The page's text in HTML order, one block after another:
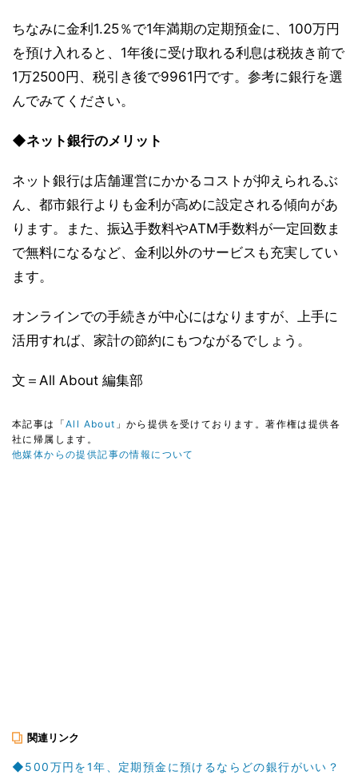
ちなみに金利1.25％で1年満期の定期預金に、100万円
を預け入れると、1年後に受け取れる利息は税抜き前で
1万2500円、税引き後で9961円です。参考に銀行を選
んでみてください。
◆ネット銀行のメリット
ネット銀行は店舗運営にかかるコストが抑えられるぶ
ん、都市銀行よりも金利が高めに設定される傾向があ
ります。また、振込手数料やATM手数料が一定回数ま
で無料になるなど、金利以外のサービスも充実してい
ます。
オンラインでの手続きが中心にはなりますが、上手に
活用すれば、家計の節約にもつながるでしょう。
文＝All About 編集部
本記事は「All About 」から提供を受けております。著作権は提供各
社に帰属します。
他媒体からの提供記事の情報について
関連リンク
◆500万円を1年、定期預金に預けるならどの銀行がいい？